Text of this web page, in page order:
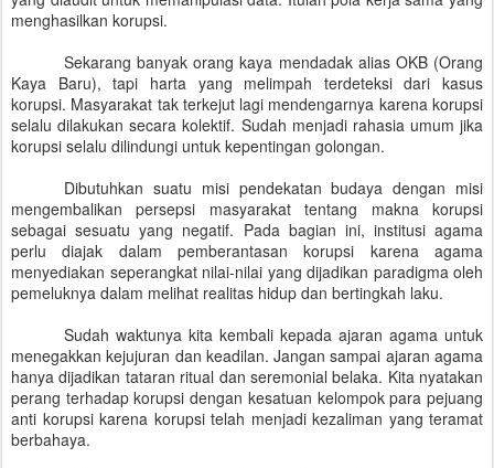
menghasilkan korupsi.
Sekarang banyak orang kaya mendadak alias OKB (Orang
Kaya Baru), tapi harta yang melimpah terdeteksi dari kasus
korupsi. Masyarakat tak terkejut lagi mendengarnya karena korupsi
selalu dilakukan secara kolektif. Sudah menjadi rahasia umum jika
korupsi selalu dilindungi untuk kepentingan golongan.
Dibutuhkan suatu misi pendekatan budaya dengan misi
mengembalikan persepsi masyarakat tentang makna korupsi
sebagai sesuatu yang negatif. Pada bagian ini, institusi agama
perlu diajak dalam pemberantasan korupsi karena agama
menyediakan seperangkat nilai-nilai yang dijadikan paradigma oleh
pemeluknya dalam melihat realitas hidup dan bertingkah laku.
Sudah waktunya kita kembali kepada ajaran agama untuk
menegakkan kejujuran dan keadilan. Jangan sampai ajaran agama
hanya dijadikan tataran ritual dan seremonial belaka. Kita nyatakan
perang terhadap korupsi dengan kesatuan kelompok para pejuang
anti korupsi karena korupsi telah menjadi kezaliman yang teramat
berbahaya.